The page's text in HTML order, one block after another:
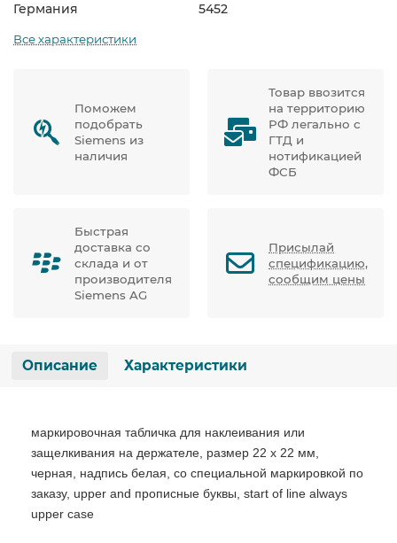
Германия 5452
Все характеристики
Поможем
подобрать
Siemens из
наличия
Товар ввозится
на территорию
РФ легально с
ГТД и
нотификацией
ФСБ
Быстрая
доставка со
склада и от
производителя
Siemens AG
Присылай
спецификацию,
сообщим цены
Описание Характеристики
маркировочная табличка для наклеивания или
защелкивания на держателе, размер 22 x 22 мм,
черная, надпись белая, со специальной маркировкой по
заказу, upper and прописные буквы, start of line always
upper case